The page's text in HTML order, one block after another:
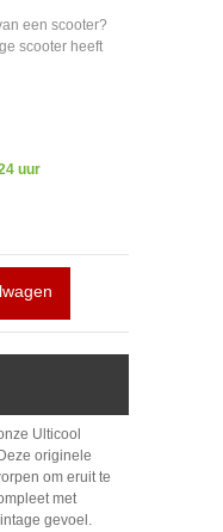
een scooter?
scooter heeft
uur
Ulticool
originele
om eruit te
met
gevoel.